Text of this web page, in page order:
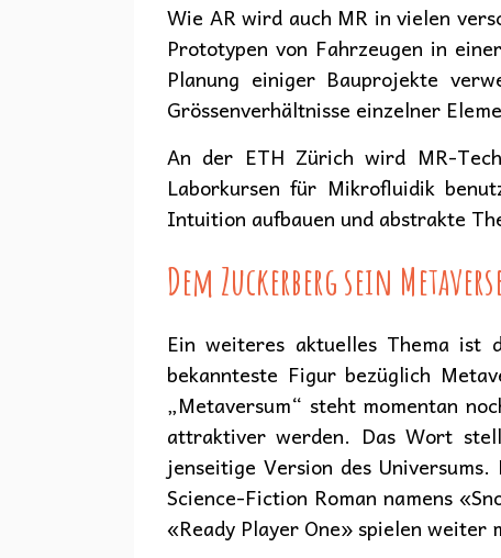
Wie AR wird auch MR in vielen
Prototypen von Fahrzeugen in
Planung einiger Bauprojekte
Grössenverhältnisse einzelner
An der ETH Zürich wird MR-
Laborkursen für Mikrofluidik
Intuition aufbauen und abstrakte
Dem Zuckerberg sein
Ein weiteres aktuelles Thema ist
bekannteste Figur bezüglich
„Metaversum“ steht momentan
attraktiver werden. Das Wort
jenseitige Version des
Science-Fiction Roman namens
«Ready Player One» spielen weiter